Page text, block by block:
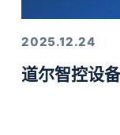
决方案
2025.12.24
道尔智控设